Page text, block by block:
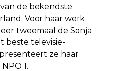
de bekendste
Voor haar werk
tweemaal de Sonja
beste televisie-
ze haar
1.